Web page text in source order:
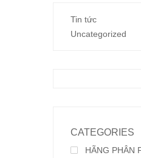
Tin tức
Uncategorized
CATEGORIES
HÃNG PHÂN